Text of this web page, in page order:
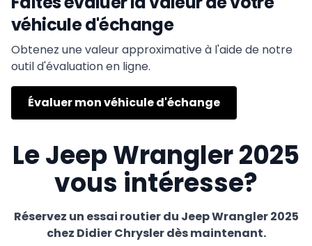
véhicule d'échange
Obtenez une valeur approximative à l'aide de notre
outil d'évaluation en ligne.
Évaluer mon véhicule d'échange
Le Jeep Wrangler 2025
vous intéresse?
Réservez un essai routier du Jeep Wrangler 2025
chez Didier Chrysler dès maintenant.